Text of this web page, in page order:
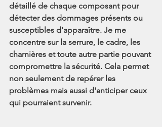
détaillé de chaque composant pour
détecter des dommages présents ou
susceptibles d'apparaître. Je me
concentre sur la serrure, le cadre, les
charnières et toute autre partie pouvant
compromettre la sécurité. Cela permet
non seulement de repérer les
problèmes mais aussi d'anticiper ceux
qui pourraient survenir.